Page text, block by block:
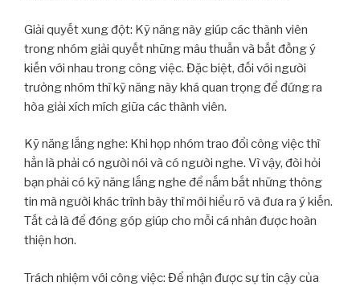
Giải quyết xung đột: Kỹ năng này giúp các thành viên
trong nhóm giải quyết những mâu thuẫn và bất đồng ý
kiến với nhau trong công việc. Đặc biệt, đối với người
trưởng nhóm thì kỹ năng này khá quan trọng để đứng ra
hòa giải xích mích giữa các thành viên.
Kỹ năng lắng nghe: Khi họp nhóm trao đổi công việc thì
hẳn là phải có người nói và có người nghe. Vì vậy, đòi hỏi
bạn phải có kỹ năng lắng nghe để nắm bắt những thông
tin mà người khác trình bày thì mới hiểu rõ và đưa ra ý kiến.
Tất cả là để đóng góp giúp cho mỗi cá nhân được hoàn
thiện hơn.
Trách nhiệm với công việc: Để nhận được sự tin cậy của